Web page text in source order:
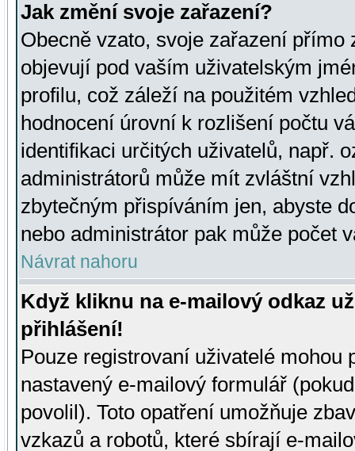
Jak změní svoje zařazení?
Obecně vzato, svoje zařazení přímo
objevují pod vaším uživatelským
profilu, což záleží na použitém
hodnocení úrovní k rozlišení počtu
identifikaci určitých uživatelů, např.
administrátorů může mít zvláštní
zbytečným přispíváním jen, abyste
nebo administrátor pak může počet
Návrat nahoru
Když kliknu na e-mailový odkaz
přihlášení!
Pouze registrovaní uživatelé mohou
nastavený e-mailový formulář
povolil). Toto opatření umožňuje
vzkazů a robotů, které sbírají e-